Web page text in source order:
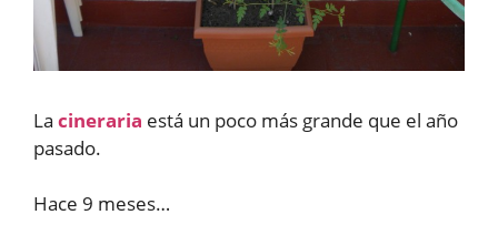
La cineraria está un poco más grande que el año
pasado.
Hace 9 meses…